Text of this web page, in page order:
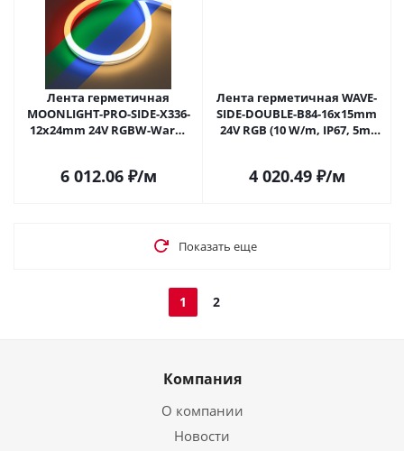
Лента герметичная
MOONLIGHT-PRO-SIDE-X336-
12x24mm 24V RGBW-Warm
лет)
6 012.06₽/м
Лента герметичная WAVE-
SIDE-DOUBLE-B84-16x15mm
24V RGB (10 W/m, IP67, 5m,
4 020.49₽/м
Показать еще
1 2
Компания
О компании
Новости